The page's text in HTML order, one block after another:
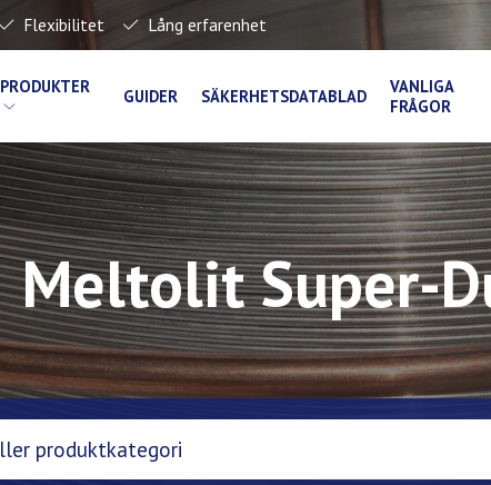
Flexibilitet Lång erfarenhet
PRODUKTER GUIDER SÄKERHETSDATABLAD
VANLIGA
FRÅGOR
Meltolit Super-